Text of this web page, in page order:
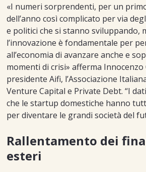
«I numeri sorprendenti, per un
dell’anno così complicato per via
e politici che si stanno sviluppando,
l’innovazione è fondamentale per
all’economia di avanzare anche e
momenti di crisi» afferma Innocenzo
presidente Aifi, l’Associazione
Venture Capital e Private Debt. “I
che le startup domestiche hanno
per diventare le grandi società del
Rallentamento dei
esteri